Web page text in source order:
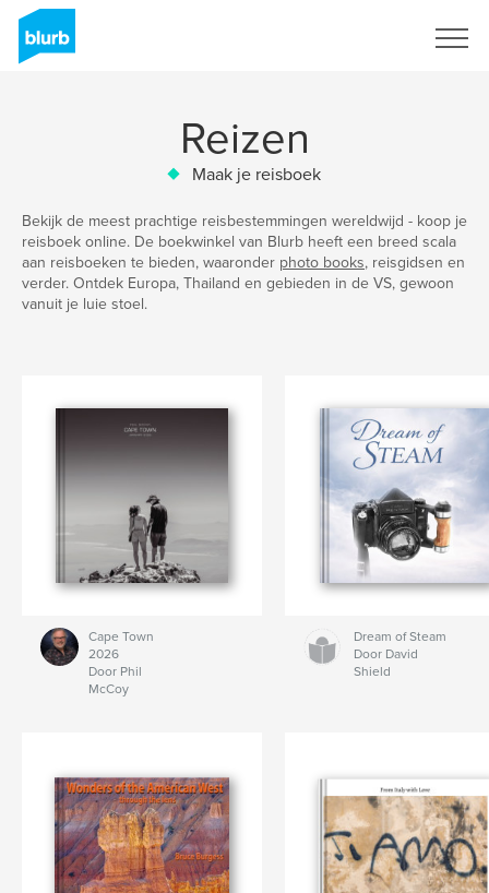
Reizen
Maak je reisboek
Bekijk de meest prachtige reisbestemmingen wereldwijd - koop je
reisboek online. De boekwinkel van Blurb heeft een breed scala
aan reisboeken te bieden, waaronder photo books, reisgidsen en
verder. Ontdek Europa, Thailand en gebieden in de VS, gewoon
vanuit je luie stoel.
Cape Town
2026
Door Phil
McCoy
Dream of Steam
Door David
Shield